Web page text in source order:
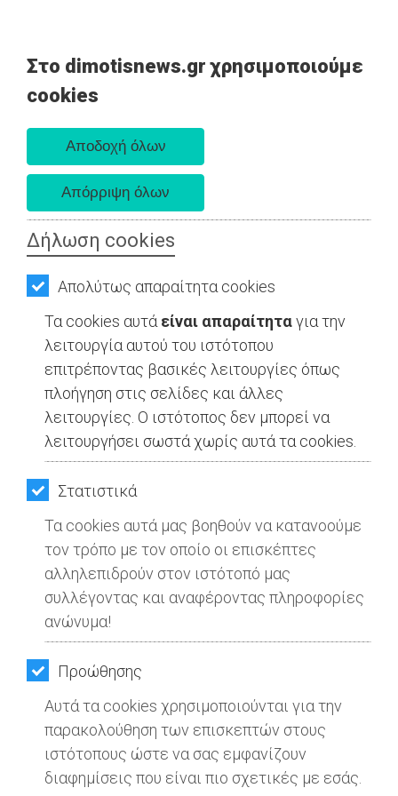
Στο dimotisnews.gr χρησιμοποιούμε
cookies
Δήλωση cookies
Απολύτως απαραίτητα cookies
Τα cookies αυτά είναι απαραίτηταγια την
λειτουργία αυτού του ιστότοπου
επιτρέποντας βασικές λειτουργίες όπως
πλοήγηση στις σελίδες και άλλες
λειτουργίες. Ο ιστότοπος δεν μπορεί να
λειτουργήσει σωστά χωρίς αυτά τα cookies.
Στατιστικά
Τα cookies αυτά μας βοηθούν να κατανοούμε
τον τρόπο με τον οποίο οι επισκέπτες
αλληλεπιδρούν στον ιστότοπό μας
συλλέγοντας και αναφέροντας πληροφορίες
ανώνυμα!
Προώθησης
Αυτά τα cookies χρησιμοποιούνται για την
παρακολούθηση των επισκεπτών στους
ιστότοπους ώστε να σας εμφανίζουν
διαφημίσεις που είναι πιο σχετικές με εσάς.
AΡΧΙΚΗ
ΕΙΔΗΣΕΙΣ
ΠΟΛΙΤΙΚΗ
ΤΟΠΙΚΗ
ΑΥΤΟΔΙΟΙΚΗΣΗ
ΟΙΚΟΝΟΜΙΑ
ΑΘΛΗΤΙΣΜΟΣ
ΠΟΛΙΤΙΣΜΟΣ
ΣΠΙΤΙ-
ΚΗΠΟΣ
ΥΓΕΙΑ
LIFESTYLE
ΤΑΞΙΔΙΑ
ΕΞΟΔΟΣ
ΠΕΡΙΒΑΛΛΟΝ
ΚΑΤΟΙΚΙΔΙΟ
ΑΓΓΕΛΙΕΣ
ΕΦΗΜΕΡΙΔΕΣ
OΔΗΓΟΣ
ΤΟΠΙΚΗ ΑΥΤΟΔΙΟΙΚΗΣΗ - Αττική
Αττικός Κύκλος Συνεργασίας &
Εμπιστοσύνης: Παραδώστε στους
πολίτες της Δυτικής Αττικής το
παράλιο μέτωπο που τους ανήκει
Διαβάστηκε 1005 φορές
Μοιράσου το
27-05-2025
Από τo Dimotisnews
aboutus